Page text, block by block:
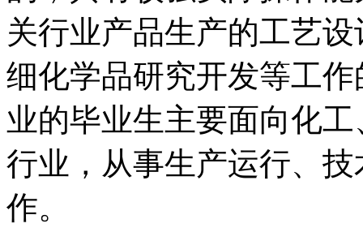
关行业产品生产的工艺
细化学品研究开发等工
业的毕业生主要面向化
行业，从事生产运行、
作。